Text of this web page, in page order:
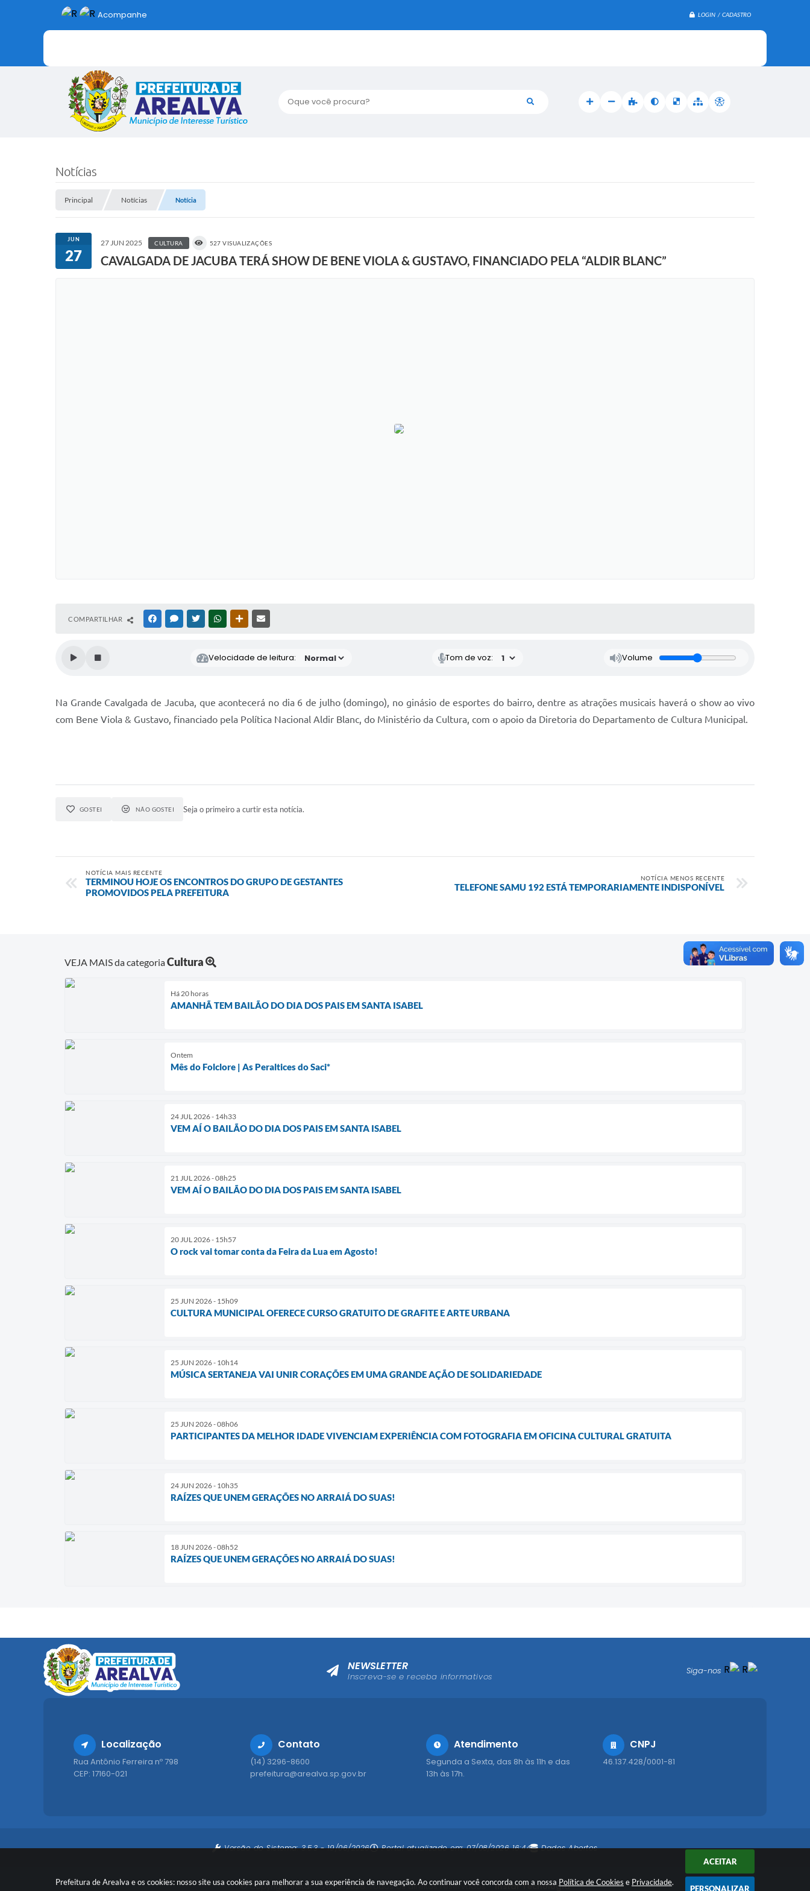
Prefeitura de Arealva e os cookies: nosso site usa cookies para melhorar a sua experiência de navegação. Ao continuar você concorda com a nossa Política de Cookies e Privacidade.
ACEITAR
PERSONALIZAR
LOGIN / CADASTRO
Oque você procura?
Acompanhe
Notícias
Principal Notícias Notícia
JUN
27
27 JUN 2025 CULTURA 527 VISUALIZAÇÕES
CAVALGADA DE JACUBA TERÁ SHOW DE BENE VIOLA & GUSTAVO, FINANCIADO PELA “ALDIR BLANC”
COMPARTILHAR FACEBOOKMESSENGER
TWITTERWHATSAPPOUTRAS MÍDIAS
Velocidade de leitura: Tom de voz: Volume
Na Grande Cavalgada de Jacuba, que acontecerá no dia 6 de julho (domingo), no ginásio de esportes do bairro, dentre as atrações musicais haverá o show ao vivo
com Bene Viola & Gustavo, financiado pela Política Nacional Aldir Blanc, do Ministério da Cultura, com o apoio da Diretoria do Departamento de Cultura Municipal.
GOSTEI NÃO GOSTEI Seja o primeiro a curtir esta notícia.
NOTÍCIA MAIS RECENTE
TERMINOU HOJE OS ENCONTROS DO GRUPO DE GESTANTES
PROMOVIDOS PELA PREFEITURA
NOTÍCIA MENOS RECENTE
TELEFONE SAMU 192 ESTÁ TEMPORARIAMENTE INDISPONÍVEL
VEJA MAIS da categoriaCultura
Há 20 horas
AMANHÃ TEM BAILÃO DO DIA DOS PAIS EM SANTA ISABEL
Ontem
Mês do Folclore | As Peraltices do Saci*
24 JUL 2026 - 14h33
VEM AÍ O BAILÃO DO DIA DOS PAIS EM SANTA ISABEL
21 JUL 2026 - 08h25
VEM AÍ O BAILÃO DO DIA DOS PAIS EM SANTA ISABEL
20 JUL 2026 - 15h57
O rock vai tomar conta da Feira da Lua em Agosto!
25 JUN 2026 - 15h09
CULTURA MUNICIPAL OFERECE CURSO GRATUITO DE GRAFITE E ARTE URBANA
25 JUN 2026 - 10h14
MÚSICA SERTANEJA VAI UNIR CORAÇÕES EM UMA GRANDE AÇÃO DE SOLIDARIEDADE
25 JUN 2026 - 08h06
PARTICIPANTES DA MELHOR IDADE VIVENCIAM EXPERIÊNCIA COM FOTOGRAFIA EM OFICINA CULTURAL GRATUITA
24 JUN 2026 - 10h35
RAÍZES QUE UNEM GERAÇÕES NO ARRAIÁ DO SUAS!
18 JUN 2026 - 08h52
RAÍZES QUE UNEM GERAÇÕES NO ARRAIÁ DO SUAS!
Siga-nos
Localização
Rua Antônio Ferreira nº 798
CEP: 17160-021
Contato
(14) 3296-8600
prefeitura@arealva.sp.gov.br
Atendimento
Segunda a Sexta, das 8h às 11h e das
13h às 17h.
CNPJ
46.137.428/0001-81
NEWSLETTER
Inscreva-se e receba informativos
Versão do Sistema:3.5.3 - 19/06/2026 Portal atualizado em:07/08/2026 16:44 Dados Abertos
© Copyright Instar - 2006-2026. Todos os direitos reservados -Instar Tecnologia